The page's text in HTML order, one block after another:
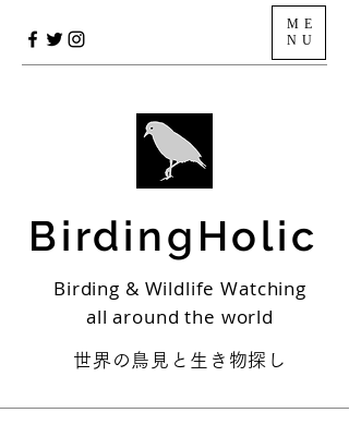
ME
NU
BirdingHolic
Birding & Wildlife Watching
all around the world
世界の鳥見と生き物探し